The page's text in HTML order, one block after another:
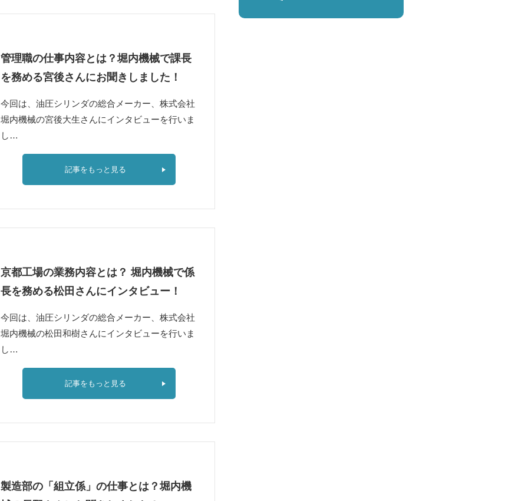
管理職の仕事内容とは？堀内機械で課長
を務める宮後さんにお聞きしました！
今回は、油圧シリンダの総合メーカー、株式会社
堀内機械の宮後大生さんにインタビューを行いま
し…
記事をもっと見る
京都工場の業務内容とは？ 堀内機械で係
長を務める松田さんにインタビュー！
今回は、油圧シリンダの総合メーカー、株式会社
堀内機械の松田和樹さんにインタビューを行いま
し…
記事をもっと見る
製造部の「組立係」の仕事とは？堀内機